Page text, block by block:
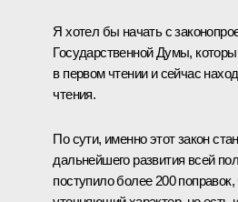
Я хотел бы начать с
Государственной Думы,
в первом чтении и сейчас
чтения.
По сути, именно этот закон
дальнейшего развития всей
поступило более 200